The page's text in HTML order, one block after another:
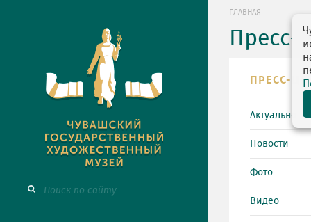
ГЛАВНАЯ
Пресс-
ПРЕСС-
Актуально
Новости
Фото
Видео